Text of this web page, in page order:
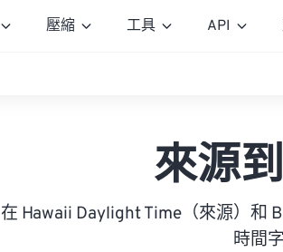
壓縮 工具 API
來源
在 Hawaii Daylight Time（來源）和
時間